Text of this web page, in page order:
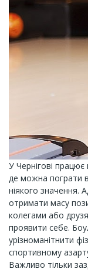
У Чернігові
де можна пограти
ніякого
отримати масу
колегами або
проявити себе.
урізноманітнити
спортивному
Важливо тільки